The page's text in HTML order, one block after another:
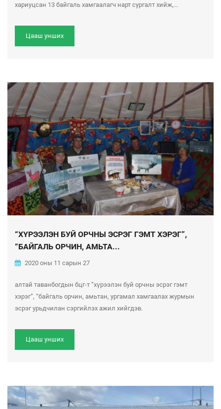
хариуцсан 13 байгаль хамгаалагч нарт сургалт хийж,...
Цааш унших
“ХҮРЭЭЛЭН БУЙ ОРЧНЫ ЭСРЭГ ГЭМТ ХЭРЭГ”,
“БАЙГАЛЬ ОРЧИН, АМЬТА...
2020 оны 11 сарын 27
алтай таванбогдын бцг-т “хүрээлэн буй орчны эсрэг гэмт
хэрэг”, “байгаль орчин, амьтан, ургамал хамгаалах журмын
эсрэг урьдчилан сэргийлэх ажил хийгдэв.
Цааш унших